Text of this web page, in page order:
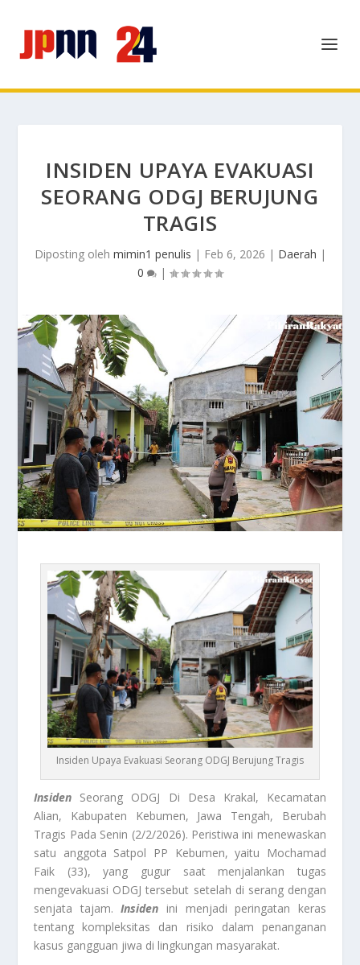
INSIDEN UPAYA EVAKUASI
SEORANG ODGJ BERUJUNG
TRAGIS
Diposting oleh mimin1 penulis | Feb 6, 2026 | Daerah |
0
|
Insiden Upaya Evakuasi Seorang ODGJ Berujung Tragis
Insiden Seorang ODGJ Di Desa Krakal, Kecamatan
Alian, Kabupaten Kebumen, Jawa Tengah, Berubah
Tragis Pada Senin (2/2/2026). Peristiwa ini menewaskan
satu anggota Satpol PP Kebumen, yaitu Mochamad
Faik (33), yang gugur saat menjalankan tugas
mengevakuasi ODGJ tersebut setelah di serang dengan
senjata tajam.Insiden ini menjadi peringatan keras
tentang kompleksitas dan risiko dalam penanganan
kasus gangguan jiwa di lingkungan masyarakat.